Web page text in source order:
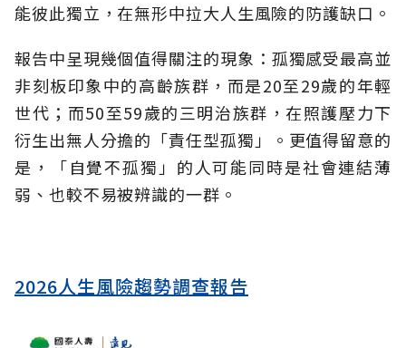
能彼此獨立，在無形中拉大人生風險的防護缺口。
報告中呈現幾個值得關注的現象：孤獨感受最高並
非刻板印象中的高齡族群，而是20至29歲的年輕
世代；而50至59歲的三明治族群，在照護壓力下
衍生出無人分擔的「責任型孤獨」。更值得留意的
是，「自覺不孤獨」的人可能同時是社會連結薄
弱、也較不易被辨識的一群。
2026人生風險趨勢調查報告